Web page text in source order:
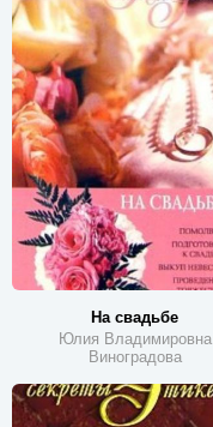
На свадьбе
Юлия Владимировна
Виноградова